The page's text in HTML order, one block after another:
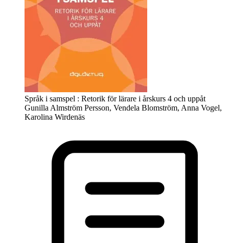
Språk i samspel : Retorik för lärare i årskurs 4 och uppåt
Gunilla Almström Persson, Vendela Blomström, Anna Vogel,
Karolina Wirdenäs